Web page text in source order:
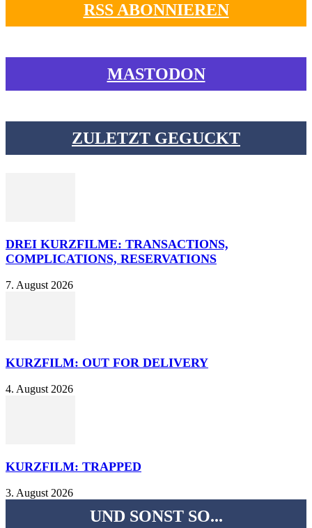
RSS ABONNIEREN
MASTODON
ZULETZT GEGUCKT
DREI KURZFILME: TRANSACTIONS,
COMPLICATIONS, RESERVATIONS
7. August 2026
KURZFILM: OUT FOR DELIVERY
4. August 2026
KURZFILM: TRAPPED
3. August 2026
UND SONST SO...